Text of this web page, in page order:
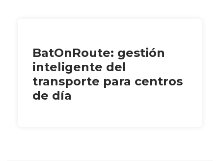
BatOnRoute: gestión
inteligente del
transporte para centros
de día